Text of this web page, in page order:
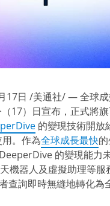
17日 /美通社/ — 全球成
17）日宣布，正式將
的變現技術開放
。作為全球成長最快
的變現能力
機器人及虛擬助理等服
查詢即時無縫地轉化為